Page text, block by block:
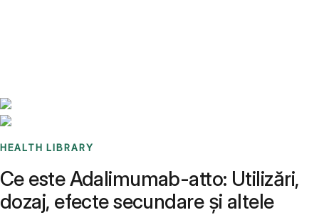
HEALTH LIBRARY
Ce este Adalimumab-atto: Utilizări,
dozaj, efecte secundare și altele